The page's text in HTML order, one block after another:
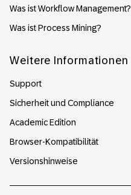
Was ist Workflow Management?
Was ist Process Mining?
Weitere Informationen
Support
Sicherheit und Compliance
Academic Edition
Browser-Kompatibilität
Versionshinweise